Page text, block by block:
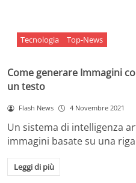
Tecnologia Top-News
Come generare Immagini
un testo
Flash News 4 Novembre 2021
Un sistema di intelligenza
immagini basate su una
Leggi di più